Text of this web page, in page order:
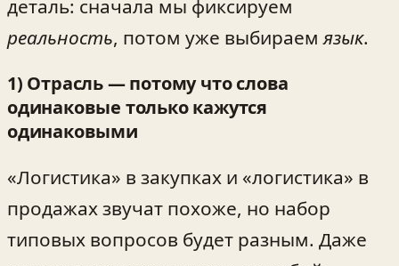
деталь: сначала мы фиксируем
реальность, потом уже выбираемязык.
1) Отрасль — потому что слова
одинаковые только кажутся
одинаковыми
«Логистика» в закупках и «логистика» в
продажах звучат похоже, но набор
типовых вопросов будет разным. Даже